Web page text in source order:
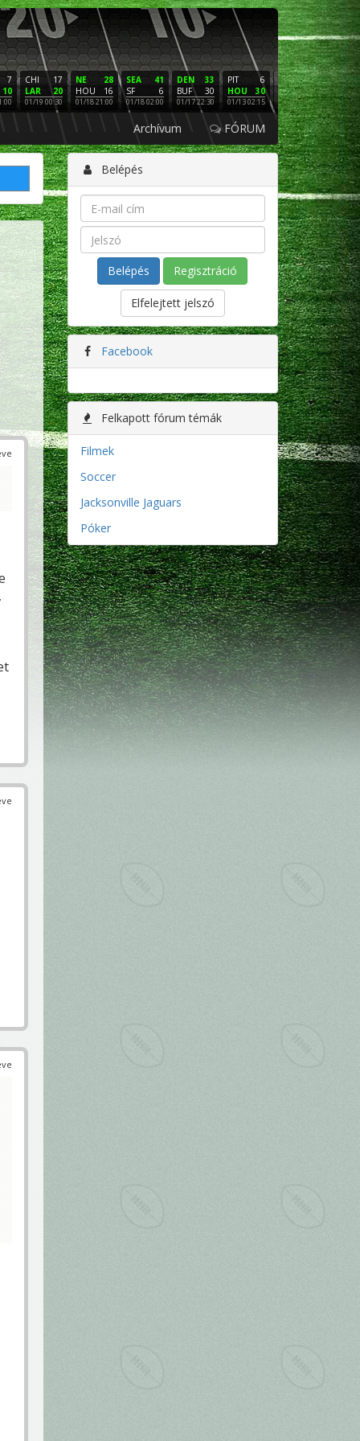
7
10
17
CHI
20
LAR
01/19 00:30
28
NE
16
HOU
01/18 21:00
41
SEA
6
SF
01/18 02:00
33
DEN
30
BUF
01/17 22:30
6
PIT
30
HOU
01/13 02:15
16
NE
3
LAC
01/12 02:00
PHI
SF
01/11
Archívum FÓRUM
Belépés
Regisztráció
Elfelejtett jelszó
Facebook
Felkapott fórum témák
Filmek
Soccer
Jacksonville Jaguars
Póker